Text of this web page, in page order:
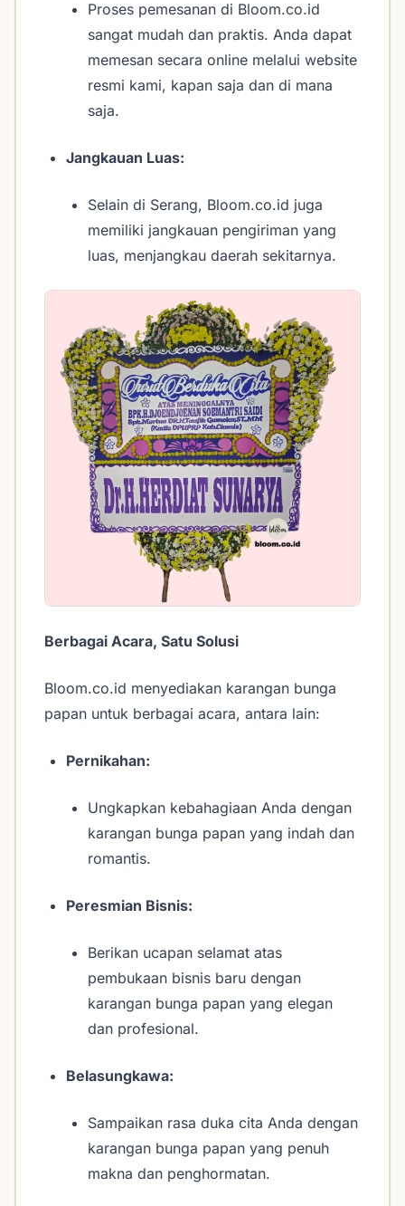
Proses pemesanan di Bloom.co.id
sangat mudah dan praktis. Anda dapat
memesan secara online melalui website
resmi kami, kapan saja dan di mana
saja.
Jangkauan Luas:
Selain di Serang, Bloom.co.id juga
memiliki jangkauan pengiriman yang
luas, menjangkau daerah sekitarnya.
Berbagai Acara, Satu Solusi
Bloom.co.id menyediakan karangan bunga
papan untuk berbagai acara, antara lain:
Pernikahan:
Ungkapkan kebahagiaan Anda dengan
karangan bunga papan yang indah dan
romantis.
Peresmian Bisnis:
Berikan ucapan selamat atas
pembukaan bisnis baru dengan
karangan bunga papan yang elegan
dan profesional.
Belasungkawa:
Sampaikan rasa duka cita Anda dengan
karangan bunga papan yang penuh
makna dan penghormatan.